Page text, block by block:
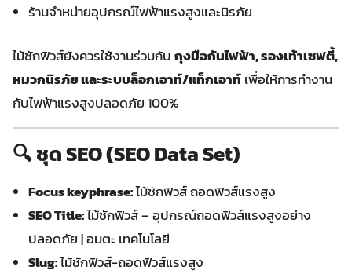
ร้านจำหน่ายอุปกรณ์ไฟฟ้าแรงสูงและนิรภัย
ไม้ชักฟิวส์ยังควรใช้งานร่วมกับถุงมือกันไฟฟ้า, รองเท้าเซฟตี้,
หมวกนิรภัย และระบบล็อกเอาท์/แท็กเอาท์เพื่อให้การทำงาน
กับไฟฟ้าแรงสูงปลอดภัย 100%
🔍 ชุด SEO (SEO Data Set)
Focus keyphrase:ไม้ชักฟิวส์ ถอดฟิวส์แรงสูง
SEO Title:ไม้ชักฟิวส์ – อุปกรณ์ถอดฟิวส์แรงสูงอย่าง
ปลอดภัย | อมตะ เทคโนโลยี
Slug:ไม้ชักฟิวส์-ถอดฟิวส์แรงสูง